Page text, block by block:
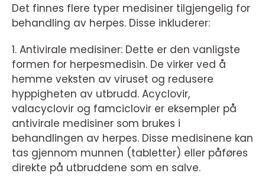
Det finnes flere typer medisiner tilgjengelig for
behandling av herpes. Disse inkluderer:
1. Antivirale medisiner: Dette er den vanligste
formen for herpesmedisin. De virker ved å
hemme veksten av viruset og redusere
hyppigheten av utbrudd. Acyclovir,
valacyclovir og famciclovir er eksempler på
antivirale medisiner som brukes i
behandlingen av herpes. Disse medisinene kan
tas gjennom munnen (tabletter) eller påføres
direkte på utbruddene som en salve.